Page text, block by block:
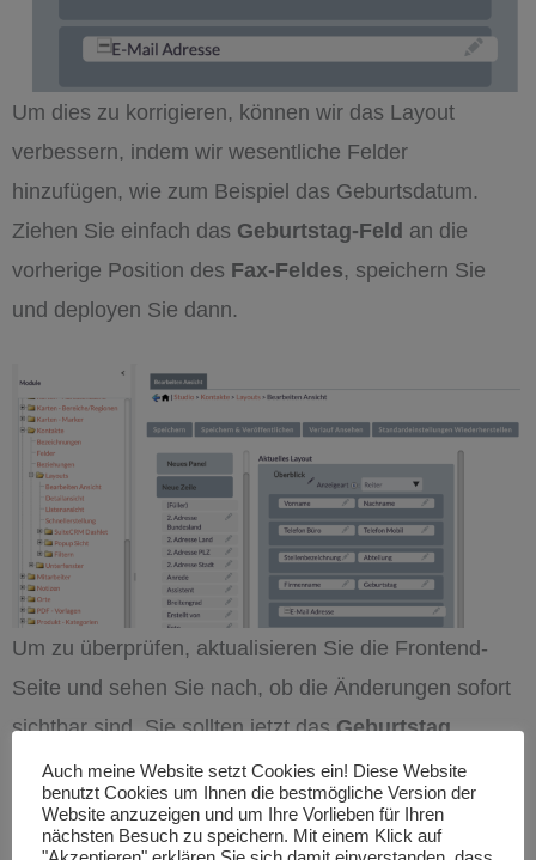
Um dies zu korrigieren, können wir das Layout
verbessern, indem wir wesentliche Felder
hinzufügen, wie zum Beispiel das Geburtsdatum.
Ziehen Sie einfach das Geburtstag-Feld an die
vorherige Position des Fax-Feldes, speichern Sie
und deployen Sie dann.
Um zu überprüfen, aktualisieren Sie die Frontend-
Seite und sehen Sie nach, ob die Änderungen sofort
sichtbar sind. Sie sollten jetzt dasGeburtstag
anstelle des Faxes sehen.
Auch meine Website setzt Cookies ein! Diese Website
benutzt Cookies um Ihnen die bestmögliche Version der
Website anzuzeigen und um Ihre Vorlieben für Ihren
nächsten Besuch zu speichern. Mit einem Klick auf